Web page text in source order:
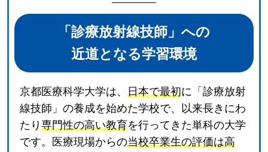
「診療放射線技師」への
近道となる学習環境
京都医療科学大学は、日本で最初に「診療放射
線技師」の養成を始めた学校で、以来長きにわ
たり専門性の高い教育を行ってきた単科の大学
です。医療現場からの当校卒業生の評価は高